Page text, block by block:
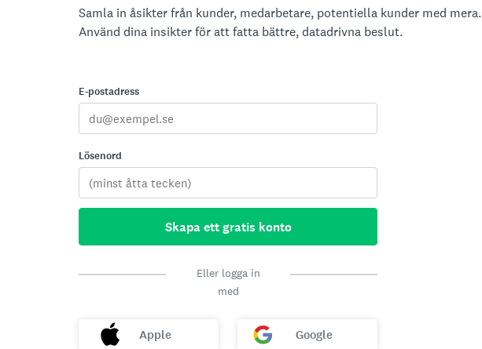
Samla in åsikter från kunder, medarbetare, potentiella kunder med mera.
Använd dina insikter för att fatta bättre, datadrivna beslut.
E-postadress
Lösenord
Skapa ett gratis konto
Eller logga in
med
Apple Google